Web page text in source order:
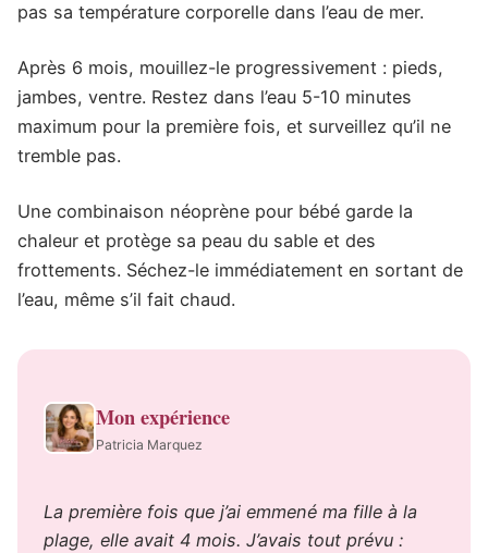
pas sa température corporelle dans l’eau de mer.
Après 6 mois, mouillez-le progressivement : pieds,
jambes, ventre. Restez dans l’eau 5-10 minutes
maximum pour la première fois, et surveillez qu’il ne
tremble pas.
Une combinaison néoprène pour bébé garde la
chaleur et protège sa peau du sable et des
frottements. Séchez-le immédiatement en sortant de
l’eau, même s’il fait chaud.
Mon expérience
Patricia Marquez
La première fois que j’ai emmené ma fille à la
plage, elle avait 4 mois. J’avais tout prévu :